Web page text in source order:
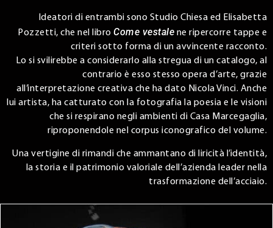
Ideatori di entrambi sono Studio Chiesa ed Elisabetta
Pozzetti, che nel libro Come vestale ne ripercorre tappe e
criteri sotto forma di un avvincente racconto.
Lo si svilirebbe a considerarlo alla stregua di un catalogo, al
contrario è esso stesso opera d’arte, grazie
all’interpretazione creativa che ha dato Nicola Vinci. Anche
lui artista, ha catturato con la fotografia la poesia e le visioni
che si respirano negli ambienti di Casa Marcegaglia,
riproponendole nel corpus iconografico del volume.
Una vertigine di rimandi che ammantano di liricità l’identità,
la storia e il patrimonio valoriale dell’azienda leader nella
trasformazione dell’acciaio.